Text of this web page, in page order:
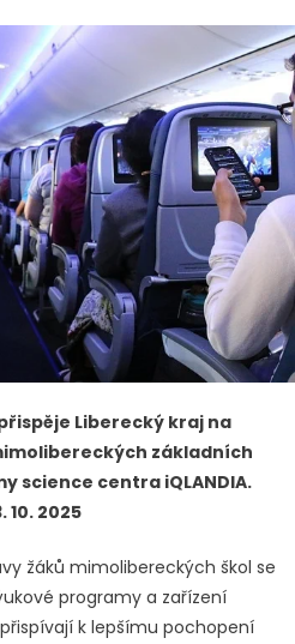
Liberecký kraj na
základních
science centra iQLANDIA.
10. 2025
žáků mimolibereckých škol se
programy a zařízení
k lepšímu pochopení